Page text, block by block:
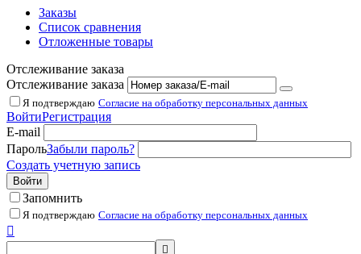
Заказы
Список сравнения
Отложенные товары
Отслеживание заказа
Отслеживание заказа
Я подтверждаю Согласие на обработку персональных данных
ВойтиРегистрация
E-mail
ПарольЗабыли пароль?
Создать учетную запись
Войти
Запомнить
Я подтверждаю Согласие на обработку персональных данных

